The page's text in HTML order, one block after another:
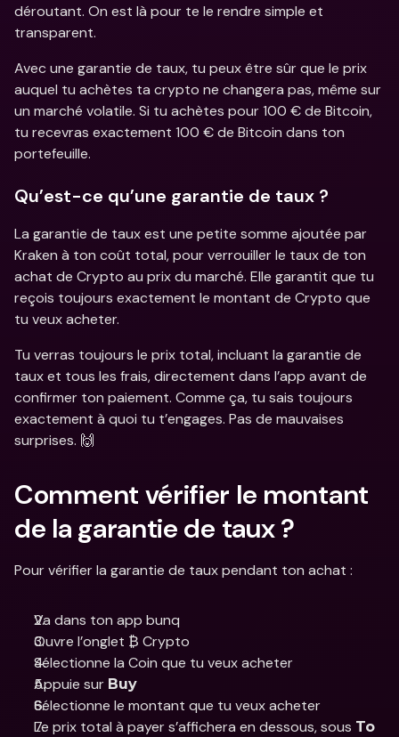
déroutant. On est là pour te le rendre simple et
transparent.
Avec une garantie de taux, tu peux être sûr que le prix
auquel tu achètes ta crypto ne changera pas, même sur
un marché volatile. Si tu achètes pour 100 € de Bitcoin,
tu recevras exactement 100 € de Bitcoin dans ton
portefeuille.
Qu’est-ce qu’une garantie de taux ?
La garantie de taux est une petite somme ajoutée par
Kraken à ton coût total, pour verrouiller le taux de ton
achat de Crypto au prix du marché. Elle garantit que tu
reçois toujours exactement le montant de Crypto que
tu veux acheter.
Tu verras toujours le prix total, incluant la garantie de
taux et tous les frais, directement dans l’app avant de
confirmer ton paiement. Comme ça, tu sais toujours
exactement à quoi tu t’engages. Pas de mauvaises
surprises. 🙌
Comment vérifier le montant
de la garantie de taux ?
Pour vérifier la garantie de taux pendant ton achat :
Va dans ton app bunq
Ouvre l’onglet ₿ Crypto
Sélectionne la Coin que tu veux acheter
Appuie sur Buy
Sélectionne le montant que tu veux acheter
Le prix total à payer s’affichera en dessous, sous To